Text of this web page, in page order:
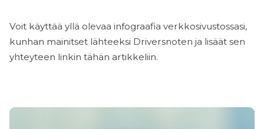
Voit käyttää yllä olevaa infograafia verkkosivustossasi,
kunhan mainitset lähteeksi Driversnoten ja lisäät sen
yhteyteen linkin tähän artikkeliin.